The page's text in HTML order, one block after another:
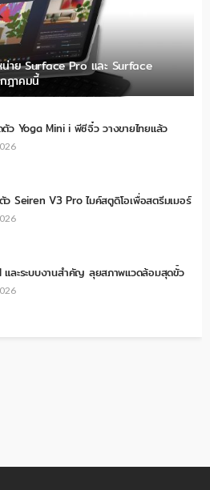
น่าย Surface Pro และ Surface
ฎาคมนี้
ตัว Yoga Mini i พีซีจิ๋ว วางขายไทยแล้ว
ว Seiren V3 Pro ไมค์สตูดิโอเพื่อสตรีมเมอร์
และระบบงานสำคัญ ลุยสภาพแวดล้อมสุดขั้ว